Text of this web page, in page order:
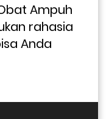
Ampuh
rahasia
Anda